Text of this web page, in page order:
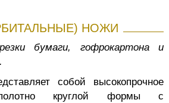
НОЖИ
бумаги, гофрокартона и
собой высокопрочное
полотно круглой формы с